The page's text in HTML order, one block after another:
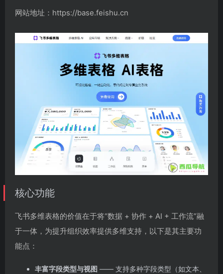
网站地址：https://base.feishu.cn
核心功能
飞书多维表格的价值在于将“数据 + 协作 + AI + 工作流”融
于一体，为提升组织效率提供多维支持，以下是其主要功
能点：
丰富字段类型与视图 —— 支持多种字段类型（如文本、